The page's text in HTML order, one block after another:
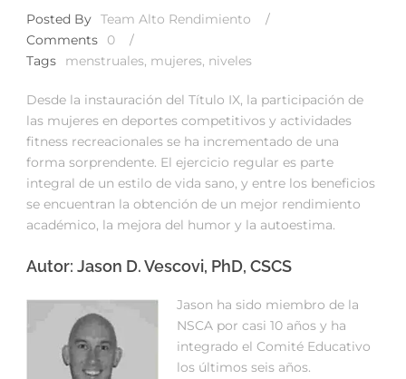
Posted By Team Alto Rendimiento
/
Comments
0
/
Tags
menstruales, mujeres, niveles
Desde la instauración del Título IX, la participación de
las mujeres en deportes competitivos y actividades
fitness recreacionales se ha incrementado de una
forma sorprendente. El ejercicio regular es parte
integral de un estilo de vida sano, y entre los beneficios
se encuentran la obtención de un mejor rendimiento
académico, la mejora del humor y la autoestima.
Autor: Jason D. Vescovi, PhD, CSCS
Jason ha sido miembro de la
NSCA por casi 10 años y ha
integrado el Comité Educativo
los últimos seis años.